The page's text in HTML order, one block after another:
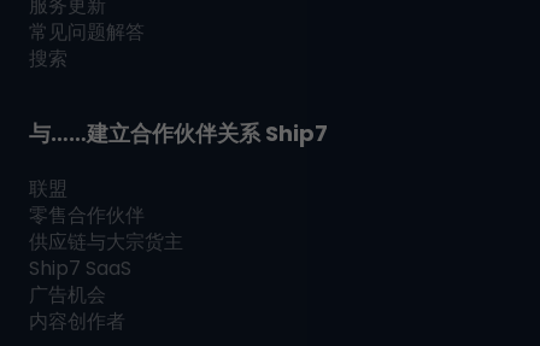
常见问题解答
搜索
与……建立合作伙伴关系Ship7
联盟
零售合作伙伴
供应链与大宗货主
Ship7 SaaS
广告机会
内容创作者